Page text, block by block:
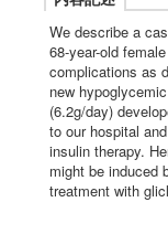
We describe a
68-year-old
complications as
new
(6.2g/day)
to our hospital
insulin therapy.
might be induced
treatment with